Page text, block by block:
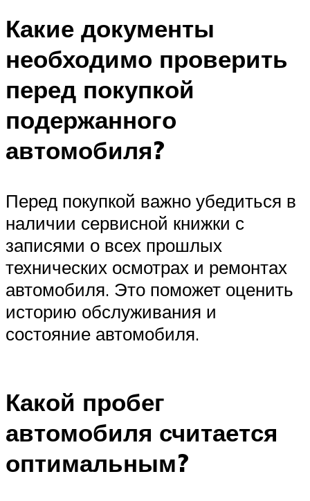
Какие документы
необходимо проверить
перед покупкой
подержанного
автомобиля?
Перед покупкой важно убедиться в
наличии сервисной книжки с
записями о всех прошлых
технических осмотрах и ремонтах
автомобиля. Это поможет оценить
историю обслуживания и
состояние автомобиля.
Какой пробег
автомобиля считается
оптимальным?